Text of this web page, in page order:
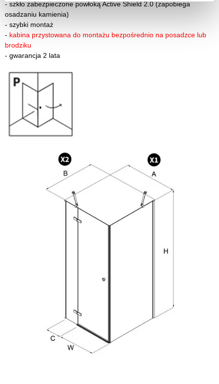
-szkło zabezpieczone powłoką Active Shield 2.0 (zapobiega
osadzaniu kamienia)
- szybki montaż
- kabina przystowana do montażu bezpośrednio na posadzce lub
brodziku
- gwarancja 2 lata